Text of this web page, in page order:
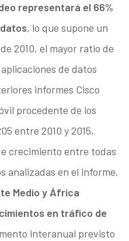
representará el 66%
, lo que supone un
2010, el mayor ratio de
de datos
informes Cisco
procedente de los
entre 2010 y 2015,
crecimiento entre todas
analizadas en el informe.
Medio y África
en tráfico de
interanual previsto